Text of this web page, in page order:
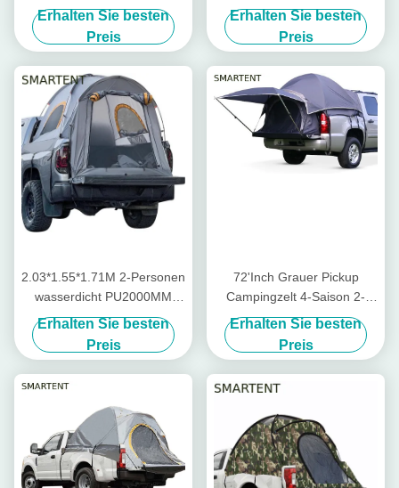
Polyester Pickup Truck Zelt
mit belüfteten Fenstern für
Outdoor Camping
Erhalten Sie besten
Preis
Doppelfarbiger
Pickup Truck Campingzelt
mit Glasfaserstäben
Erhalten Sie besten
Preis
2.03*1.55*1.71M 2-Personen
wasserdicht PU2000MM
Grün 210D Polyester Pickup
Camping Tent mit schneller
10-minütiger Einrichtung
Erhalten Sie besten
Preis
72'Inch Grauer Pickup
Campingzelt 4-Saison 2-
Person Glasfaser-Pfahl
wasserdicht beschichtetem
Polyester mit Netzfenster
Erhalten Sie besten
Preis